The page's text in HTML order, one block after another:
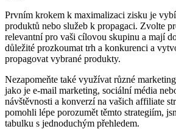
Prvním krokem k maximalizaci zisku je
produktů nebo služeb k propagaci. Zvolte
relevantní pro vaši cílovou skupinu a mají
důležité prozkoumat trh a konkurenci a
propagovat vybrané produkty.
Nezapomeňte také využívat různé
jako je e-mail marketing, sociální média
návštěvnosti a konverzí na vašich affiliate
pomohli lépe porozumět těmto strategiím,
tabulku s jednoduchým přehledem.